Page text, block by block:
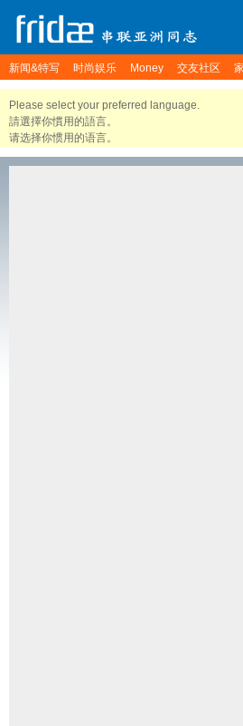
新闻&特写 时尚娱乐 Money 交友社区
Please select your preferred language.
請選擇你慣用的語言。
请选择你惯用的语言。